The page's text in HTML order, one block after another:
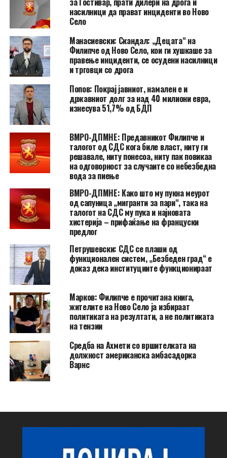
насилници да прават инциденти во Ново
Село
Манасиевски: Скандал: „Децата“ на
Филипче од Ново Село, кои ги хушкаше за
правење инциденти, се осудени насилници
и трговци со дрога
Попов: Покрај јавниот, намален е и
државниот долг за над 40 милиони евра,
изнесува 51,7% од БДП
ВМРО-ДПМНЕ: Предавникот Филипче и
талогот од СДС кога биле власт, ниту ги
решавале, ниту понесоа, ниту пак повикаа
на одговорност за случаите со небезбедна
вода за пиење
ВМРО-ДПМНЕ: Како што му пукна меурот
од сапуница „мигранти за пари“, така на
талогот на СДС му пука и најновата
хистерија – прифаќање на француски
предлог
Петрушевски: СДС се плаши од
функционален систем, „Безбеден град“ е
доказ дека институциите функционираат
Марков: Филипче е прочитана книга,
жителите на Ново Село ја избираат
политиката на резултати, а не политиката
на тензии
Средба на Ахмети со вршителката на
должност американска амбасадорка
Варнс